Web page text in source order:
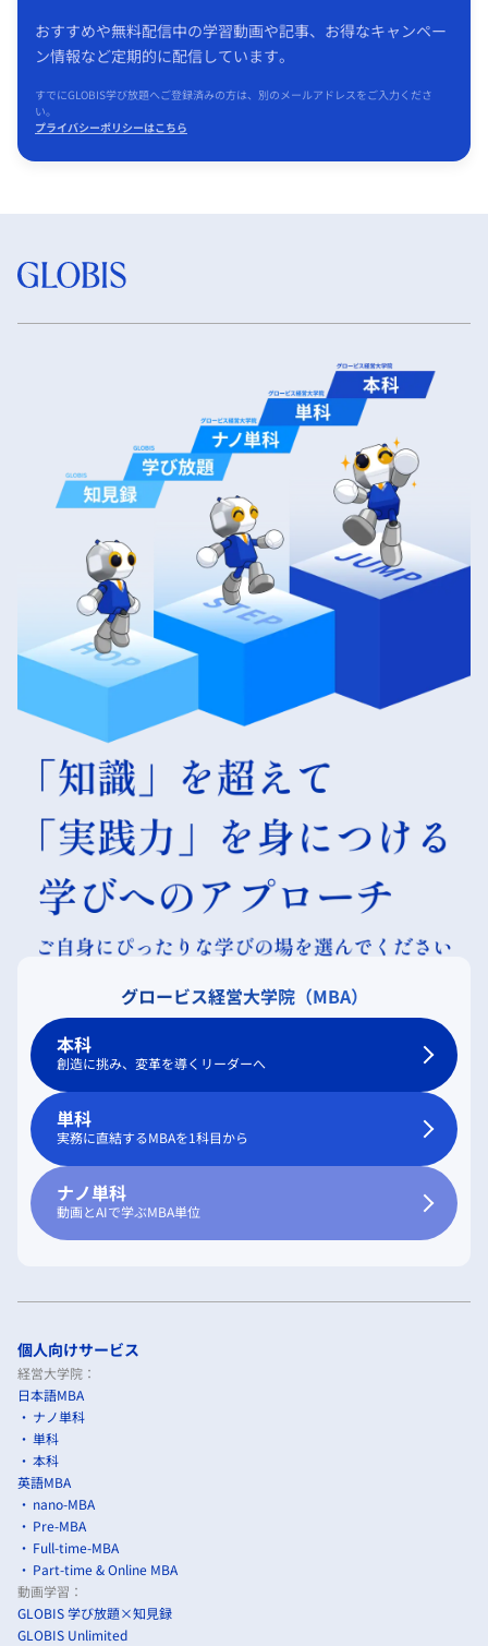
おすすめや無料配信中の学習動画や記事、お得なキャンペー
ン情報など定期的に配信しています。
すでにGLOBIS学び放題へご登録済みの方は、別のメールアドレスをご入力くださ
い。
プライバシーポリシーはこちら
グロービス経営大学院（MBA）
本科
創造に挑み、変革を導くリーダーへ
単科
実務に直結するMBAを1科目から
ナノ単科
動画とAIで学ぶMBA単位
個人向けサービス
経営大学院：
日本語MBA
ナノ単科
単科
本科
英語MBA
nano-MBA
Pre-MBA
Full-time-MBA
Part-time & Online MBA
動画学習：
GLOBIS 学び放題×知見録
GLOBIS Unlimited